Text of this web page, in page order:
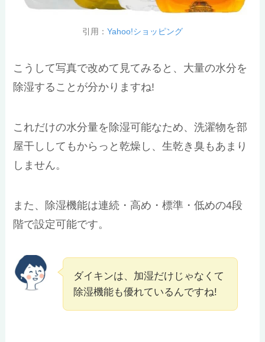
引用： Yahoo!ショッピング
こうして写真で改めて見てみると、大量の水分を
除湿することが分かりますね!
これだけの水分量を除湿可能なため、洗濯物を部
屋干ししてもからっと乾燥し、生乾き臭もあまり
しません。
また、除湿機能は連続・高め・標準・低めの4段
階で設定可能です。
ダイキンは、加湿だけじゃなくて
除湿機能も優れているんですね!